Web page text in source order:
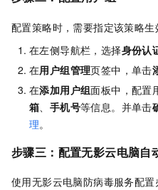
配置策略时，需要指定该策略生
在左侧导航栏，选择身份认
在用户组管理页签中，单击
在添加用户组面板中，配置
箱
手机号等信息。并单击
理。
步骤三：配置无影云电脑自
使用无影云电脑防病毒服务配